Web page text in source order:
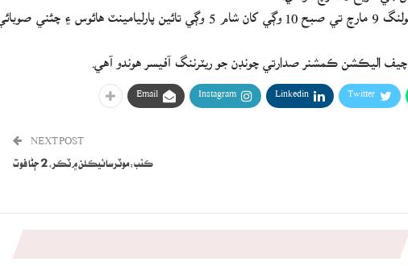
اليڪشن ڪميشن موجب صدارتي چونڊ لاءِ پولنگ 9 مارچ تي صبح 10 وڳي کان شام 5 وڳي تائين پارليامينٽ هائوس ۽ چئني صوبائي
اليڪشن ڪمشنر صدارتي چونڊن جو ريٽرننگ آفيسر هوندو آهي.
Twitter
Linkedin
Instagram
Email
NEXT POST
ڪنب: موٽرسائيڪلن ۾ ٽڪر، 2 ڄڻا فوت